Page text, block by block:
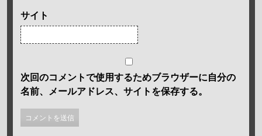
サイト
次回のコメントで使用するためブラウザーに自分の
名前、メールアドレス、サイトを保存する。